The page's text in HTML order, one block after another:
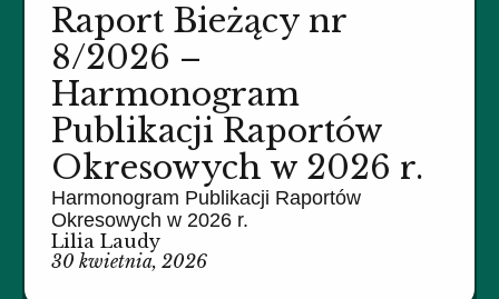
Raport Bieżący nr
8/2026 –
Harmonogram
Publikacji Raportów
Okresowych w 2026 r.
Harmonogram Publikacji Raportów
Okresowych w 2026 r.
Lilia Laudy
30 kwietnia, 2026